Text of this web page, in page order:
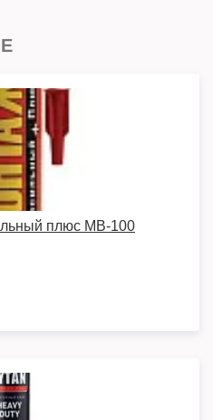
плюс MB-100